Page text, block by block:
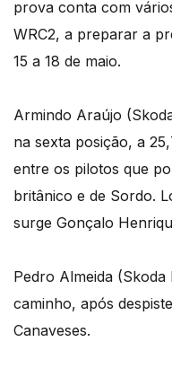
prova conta com
WRC2, a preparar a
15 a 18 de maio.
Armindo Araújo
na sexta posição, a
entre os pilotos que
britânico e de Sordo.
surge Gonçalo
Pedro Almeida
caminho, após
Canaveses.